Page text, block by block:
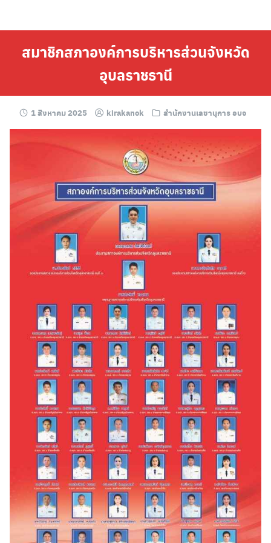
Search
for:
สมาชิกสภาองค์การบริหารส่วนจังหวัด
อุบลราชธานี
1 สิงหาคม 2025 kirakanok สำนักงานเลขานุการ อบจ